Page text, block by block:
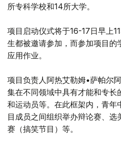
所专科学校和14所大学。
项目启动仪式将于16-17日早上
生都被邀请参加，而参加项目的
应用作业。
项目负责人阿热艾勒姆•萨帕尔
集在不同领域中具有才能和专长
和运动员等。在此框架内，青
目成员之间组织举办辩论赛、
赛（搞笑节目）等。